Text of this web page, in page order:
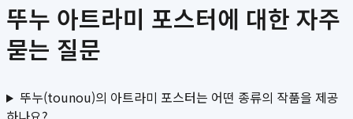
뚜누 아트라미 포스터에 대한 자주
묻는 질문
뚜누(tounou)의 아트라미 포스터는 어떤 종류의 작품을 제공